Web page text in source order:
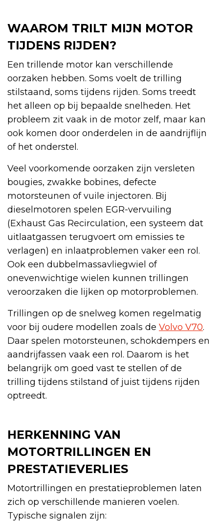
WAAROM TRILT MIJN MOTOR
TIJDENS RIJDEN?
Een trillende motor kan verschillende
oorzaken hebben. Soms voelt de trilling
stilstaand, soms tijdens rijden. Soms treedt
het alleen op bij bepaalde snelheden. Het
probleem zit vaak in de motor zelf, maar kan
ook komen door onderdelen in de aandrijflijn
of het onderstel.
Veel voorkomende oorzaken zijn versleten
bougies, zwakke bobines, defecte
motorsteunen of vuile injectoren. Bij
dieselmotoren spelen EGR-vervuiling
(Exhaust Gas Recirculation, een systeem dat
uitlaatgassen terugvoert om emissies te
verlagen) en inlaatproblemen vaker een rol.
Ook een dubbelmassavliegwiel of
onevenwichtige wielen kunnen trillingen
veroorzaken die lijken op motorproblemen.
Trillingen op de snelweg komen regelmatig
voor bij oudere modellen zoals de Volvo V70.
Daar spelen motorsteunen, schokdempers en
aandrijfassen vaak een rol. Daarom is het
belangrijk om goed vast te stellen of de
trilling tijdens stilstand of juist tijdens rijden
optreedt.
HERKENNING VAN
MOTORTRILLINGEN EN
PRESTATIEVERLIES
Motortrillingen en prestatieproblemen laten
zich op verschillende manieren voelen.
Typische signalen zijn: